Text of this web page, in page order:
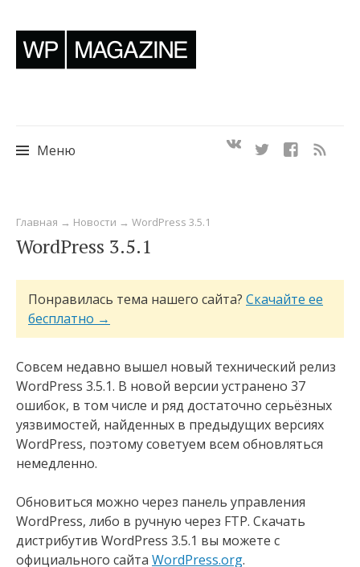
Меню
к
содержимому
Главная → Новости → WordPress 3.5.1
WordPress 3.5.1
Понравилась тема нашего сайта? Скачайте ее
бесплатно →
Совсем недавно вышел новый технический релиз
WordPress 3.5.1. В новой версии устранено 37
ошибок, в том числе и ряд достаточно серьёзных
уязвимостей, найденных в предыдущих версиях
WordPress, поэтому советуем всем обновляться
немедленно.
Обновиться можно через панель управления
WordPress, либо в ручную через FTP. Скачать
дистрибутив WordPress 3.5.1 вы можете с
официального сайта WordPress.org.